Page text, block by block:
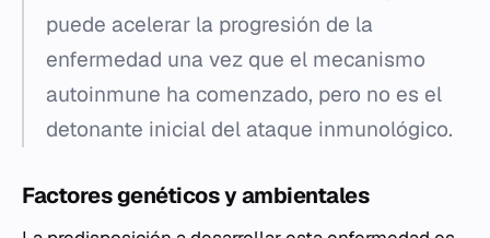
puede acelerar la progresión de la
enfermedad una vez que el mecanismo
autoinmune ha comenzado, pero no es el
detonante inicial del ataque inmunológico.
Factores genéticos y ambientales